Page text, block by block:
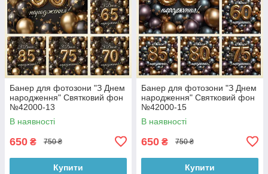
Банер для фотозони "З Днем
народження" Святковий фон
№42000-13
В наявності
650 ₴ 750 ₴
Купити
Банер для фотозони "З Днем
народження" Святковий фон
№42000-15
В наявності
650 ₴ 750 ₴
Купити